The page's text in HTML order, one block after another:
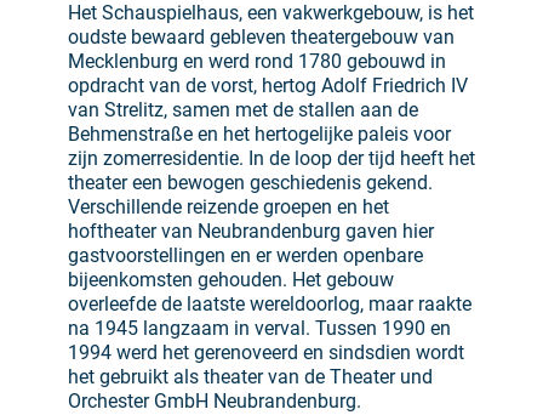
Het Schauspielhaus, een vakwerkgebouw, is het
oudste bewaard gebleven theatergebouw van
Mecklenburg en werd rond 1780 gebouwd in
opdracht van de vorst, hertog Adolf Friedrich IV
van Strelitz, samen met de stallen aan de
Behmenstraße en het hertogelijke paleis voor
zijn zomerresidentie. In de loop der tijd heeft het
theater een bewogen geschiedenis gekend.
Verschillende reizende groepen en het
hoftheater van Neubrandenburg gaven hier
gastvoorstellingen en er werden openbare
bijeenkomsten gehouden. Het gebouw
overleefde de laatste wereldoorlog, maar raakte
na 1945 langzaam in verval. Tussen 1990 en
1994 werd het gerenoveerd en sindsdien wordt
het gebruikt als theater van de Theater und
Orchester GmbH Neubrandenburg.